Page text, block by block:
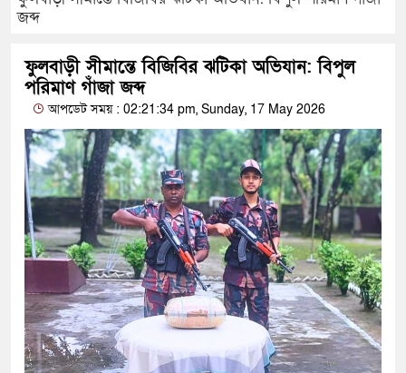
জব্দ
ফুলবাড়ী সীমান্তে বিজিবির ঝটিকা অভিযান: বিপুল
পরিমাণ গাঁজা জব্দ
আপডেট সময় : 02:21:34 pm, Sunday, 17 May 2026